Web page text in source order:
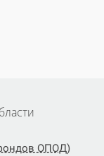
ОПОД)